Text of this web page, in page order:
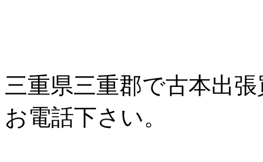
三重県三重郡で古本出
お電話下さい。